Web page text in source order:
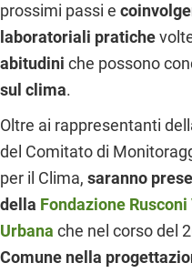
prossimi passi e
laboratoriali pratiche
abitudini che possono
sul clima.
Oltre ai rappresentanti
del Comitato di
per il Clima, saranno
della Fondazione
Urbana che nel corso del
Comune nella